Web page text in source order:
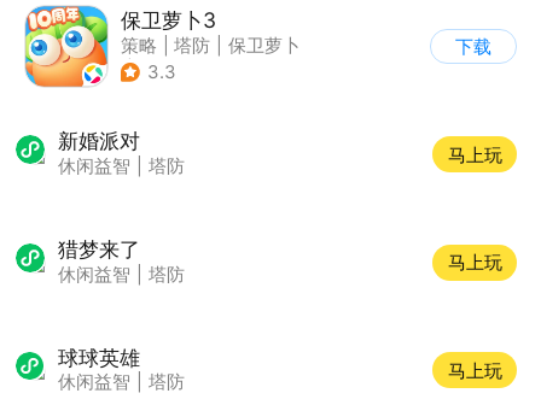
保卫萝卜3
策略 塔防
保卫萝卜
| 卡通
3.3
下载
新婚派对
休闲益智 塔防
马上玩
猎梦来了
休闲益智 塔防
马上玩
球球英雄
休闲益智 塔防
马上玩